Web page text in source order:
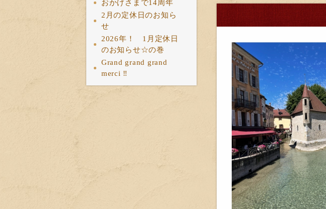
おかげさまで14周年
2月の定休日のお知ら
せ
2026年！ 1月定休日
のお知らせ☆の巻
Grand grand grand
merci ‼︎